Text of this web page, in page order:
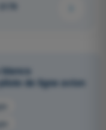
de ligne avion